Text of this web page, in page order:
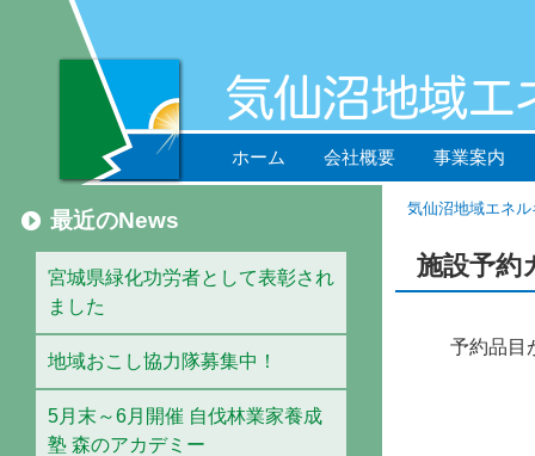
ホーム 会社概要 事業案内
気仙沼地域エネ
施設予約
予約品目
最近のNews
宮城県緑化功労者として表彰され
ました
地域おこし協力隊募集中！
5月末～6月開催 自伐林業家養成
塾 森のアカデミー